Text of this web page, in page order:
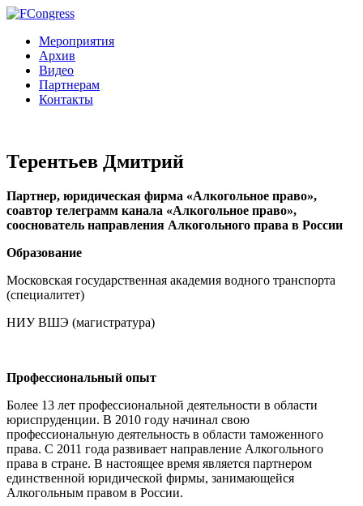
Мероприятия
Архив
Видео
Партнерам
Контакты
Терентьев Дмитрий
Партнер, юридическая фирма «Алкогольное право»,
соавтор телеграмм канала «Алкогольное право»,
сооснователь направления Алкогольного права в России
Образование
Московская государственная академия водного транспорта
(специалитет)
НИУ ВШЭ (магистратура)
Профессиональный опыт
Более 13 лет профессиональной деятельности в области
юриспруденции. В 2010 году начинал свою
профессиональную деятельность в области таможенного
права. С 2011 года развивает направление Алкогольного
права в стране. В настоящее время является партнером
единственной юридической фирмы, занимающейся
Алкогольным правом в России.